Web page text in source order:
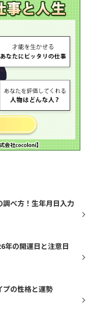
べ方！生年月日入力
年の開運日と注意日
プの性格と運勢